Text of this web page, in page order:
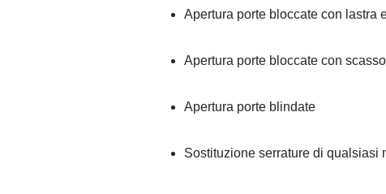
Apertura porte bloccate con lastra
Apertura porte bloccate con scasso
Apertura porte blindate
Sostituzione serrature di qualsiasi